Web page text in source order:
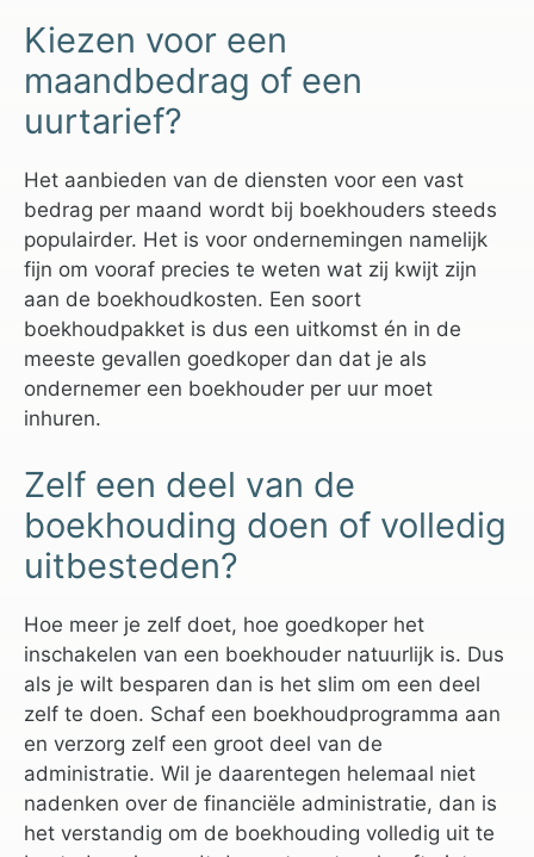
Kiezen voor een
maandbedrag of een
uurtarief?
Het aanbieden van de diensten voor een vast
bedrag per maand wordt bij boekhouders steeds
populairder. Het is voor ondernemingen namelijk
fijn om vooraf precies te weten wat zij kwijt zijn
aan de boekhoudkosten. Een soort
boekhoudpakket is dus een uitkomst én in de
meeste gevallen goedkoper dan dat je als
ondernemer een boekhouder per uur moet
inhuren.
Zelf een deel van de
boekhouding doen of volledig
uitbesteden?
Hoe meer je zelf doet, hoe goedkoper het
inschakelen van een boekhouder natuurlijk is. Dus
als je wilt besparen dan is het slim om een deel
zelf te doen. Schaf een boekhoudprogramma aan
en verzorg zelf een groot deel van de
administratie. Wil je daarentegen helemaal niet
nadenken over de financiële administratie, dan is
het verstandig om de boekhouding volledig uit te